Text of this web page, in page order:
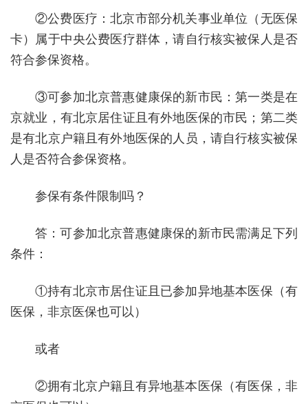
②公费医疗：北京市部分机关事业单位（无医保
卡）属于中央公费医疗群体，请自行核实被保人是否
符合参保资格。
③可参加北京普惠健康保的新市民：第一类是在
京就业，有北京居住证且有外地医保的市民；第二类
是有北京户籍且有外地医保的人员，请自行核实被保
人是否符合参保资格。
参保有条件限制吗？
答：可参加北京普惠健康保的新市民需满足下列
条件：
①持有北京市居住证且已参加异地基本医保（有
医保，非京医保也可以）
或者
②拥有北京户籍且有异地基本医保（有医保，非